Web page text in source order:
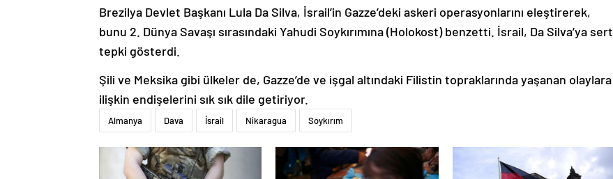
Brezilya Devlet Başkanı Lula Da Silva, İsrail’in Gazze’deki askeri operasyonlarını eleştirerek,
bunu 2. Dünya Savaşı sırasındaki Yahudi Soykırımına (Holokost) benzetti. İsrail, Da Silva’ya sert
tepki gösterdi.
Şili ve Meksika gibi ülkeler de, Gazze’de ve işgal altındaki Filistin topraklarında yaşanan olaylara
ilişkin endişelerini sık sık dile getiriyor.
Almanya Dava İsrail Nikaragua Soykırım